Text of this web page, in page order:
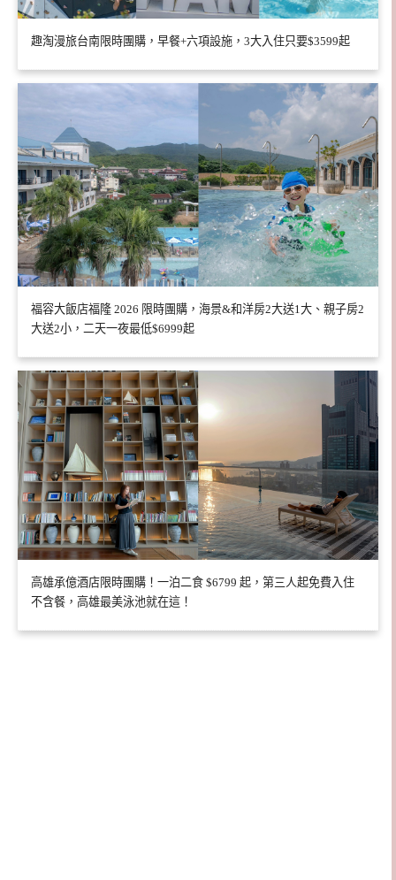
趣淘漫旅台南限時團購，早餐+六項設施，3大入住只要$3599起
福容大飯店福隆 2026 限時團購，海景&和洋房2大送1大、親子房2
大送2小，二天一夜最低$6999起
高雄承億酒店限時團購！一泊二食 $6799 起，第三人起免費入住
不含餐，高雄最美泳池就在這！